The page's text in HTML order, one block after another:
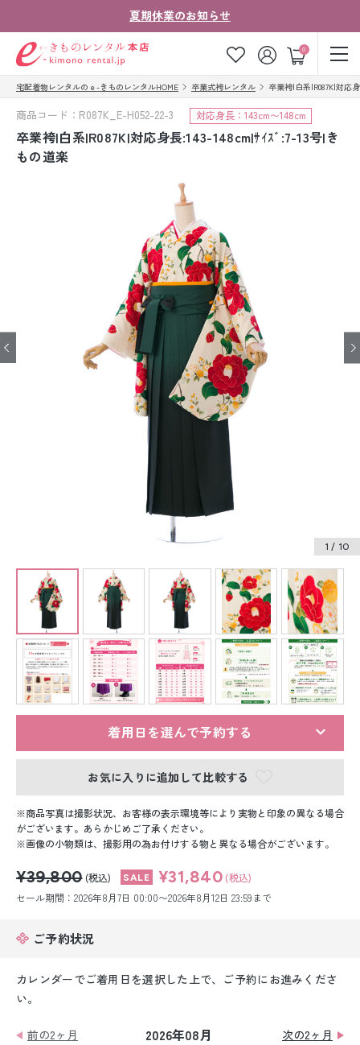
夏期休業のお知らせ
0
ゲスト
お気に入り ログイン カート
ご注文の流れ
会社案内
法人・グループの
お客様はこちら
ジュニア着物レンタル
ジュニア洋装レンタル
ベビー洋装レンタル
紋付袴レンタル
男性礼装レンタル
スーツレンタル
色打掛&紋付袴レンタル
白無垢&紋付袴レンタル
宅配着物レンタルのｅ-きものレンタルHOME 卒業式袴レンタル 卒業袴|白系|R087K|対応
商品コード：R087K_E-H052-22-3 対応身長：143cm〜148cm
卒業袴|白系|R087K|対応身長:143-148cm|ｻｲｽﾞ:7-13号|き
もの道楽
1 / 10
着用日を選んで予約する
お気に入りに追加して比較する
商品写真は撮影状況、お客様の表示環境等により実物と印象の異なる場合
がございます。あらかじめご了承ください。
画像の小物類は、撮影用の為お付けする物と異なる場合がございます。
¥39,800 (税込) ¥31,840 (税込)
セール期間：2026年8月7日 00:00〜2026年8月12日 23:59まで
ご予約状況
カレンダーでご着用日を選択した上で、ご予約にお進みくださ
い。
前の2ヶ月 2026年08月
次の2ヶ月